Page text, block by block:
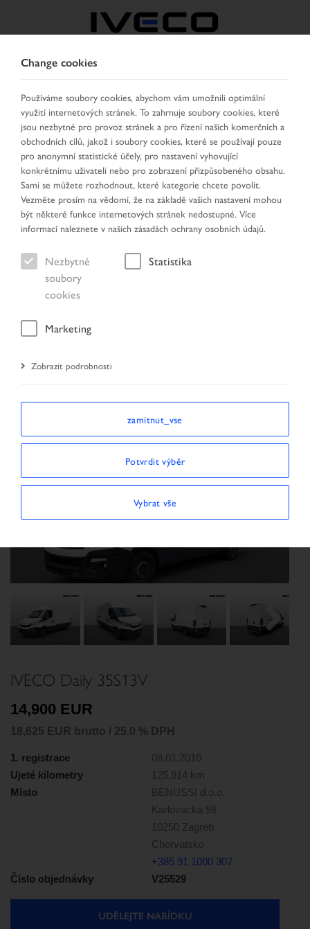
CZECH REPUBLIC /
SLOVAKIA
VYBRAT ZEMI ZMĚNIT JAZYK
Toggle
navigation
MENU
Vozidlo
Úvodní stránka
Previous
IVECO Daily 35S13V
14,900 EUR
18,625 EUR brutto / 25.0 % DPH
1. registrace
08.01.2016
Ujeté kilometry
125,914 km
Místo
BENUSSI d.o.o.
Karlovacka 98
10250 Zagreb
Chorvatsko
+385 91 1000 307
Číslo objednávky
V25529
UDĚLEJTE NABÍDKU
Change cookies
Používáme soubory cookies, abychom vám umožnili optimální
využití internetových stránek. To zahrnuje soubory cookies, které
jsou nezbytné pro provoz stránek a pro řízení našich komerčních a
obchodních cílů, jakož i soubory cookies, které se používají pouze
pro anonymní statistické účely, pro nastavení vyhovující
konkrétnímu uživateli nebo pro zobrazení přizpůsobeného obsahu.
Sami se můžete rozhodnout, které kategorie chcete povolit.
Vezměte prosím na vědomí, že na základě vašich nastavení mohou
být některé funkce internetových stránek nedostupné. Více
informací naleznete v našich zásadách ochrany osobních údajů.
Nezbytné
soubory
cookies
Statistika
Marketing
Zobrazit podrobnosti
zamitnut_vse
Potvrdit výběr
Vybrat vše